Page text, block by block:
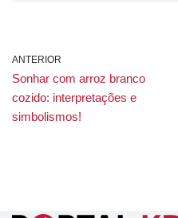
ANTERIOR
Sonhar com arroz branco
cozido: interpretações e
simbolismos!